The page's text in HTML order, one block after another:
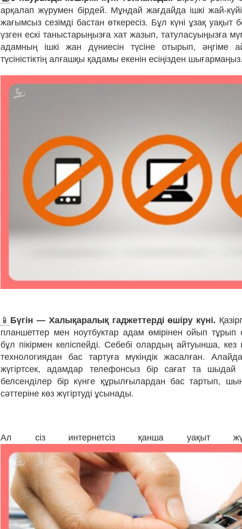
арқалап жүрумен бірдей. Мұндай жағдайда ішкі жай-
жағымсыз сезімді бастан өткересіз. Бұл күні ұзақ
үзген ескі таныстарыңызға хат жазып, татуласуыңызға
адамның ішкі жан дүниесін түсіне отырып, әңгіме
түсіністіктің алғашқы қадамы екенін есіңізден шығармаңыз.
📱 Бүгін — Халықаралық гаджеттерді өшіру күні.
планшеттер мен ноутбуктар адам өмірінен ойып
бұл пікірмен келіспейді. Себебі олардың айтуынша,
технологиядан бас тартуға мүкіндік жасалған.
жүгіртсек, адамдар телефонсыз бір сағат та
белсенділер бір күнге құрылғылардан бас тартып,
сәттеріне көз жүгіртуді ұсынады.
Ал сіз интернетсіз қанша уақыт